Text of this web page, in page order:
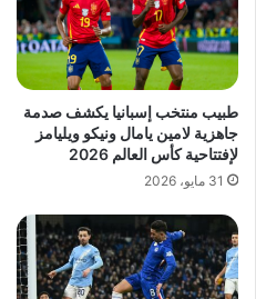
طبيب منتخب إسبانيا يكشف صدمة
جاهزية لامين يامال ونيكو ويليامز
لإفتتاحية كأس العالم 2026
31 مايو، 2026